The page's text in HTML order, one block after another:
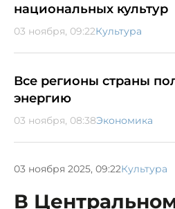
национальных культур
03 ноября, 09:22Культура
Все регионы страны
энергию
03 ноября, 08:38Экономика
03 ноября 2025, 09:22Культура
В